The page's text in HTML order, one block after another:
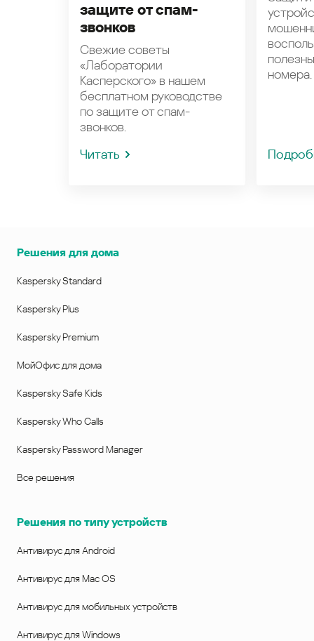
защите от спам-
звонков
Свежие советы
«Лаборатории
Касперского» в нашем
бесплатном руководстве
по защите от спам-
звонков.
Читать
номера.
Решения для дома
Kaspersky Standard
Kaspersky Plus
Kaspersky Premium
МойОфис для дома
Kaspersky Safe Kids
Kaspersky Who Calls
Kaspersky Password Manager
Все решения
Решения по типу устройств
Антивирус для Android
Антивирус для Mac OS
Антивирус для мобильных устройств
Антивирус для Windows